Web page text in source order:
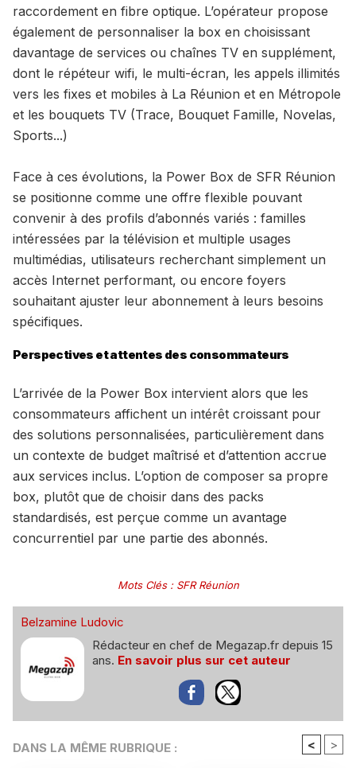
raccordement en fibre optique. L’opérateur propose
également de personnaliser la box en choisissant
davantage de services ou chaînes TV en supplément,
dont le répéteur wifi, le multi-écran, les appels illimités
vers les fixes et mobiles à La Réunion et en Métropole
et les bouquets TV (Trace, Bouquet Famille, Novelas,
Sports...)
Face à ces évolutions, la Power Box de SFR Réunion
se positionne comme une offre flexible pouvant
convenir à des profils d’abonnés variés : familles
intéressées par la télévision et multiple usages
multimédias, utilisateurs recherchant simplement un
accès Internet performant, ou encore foyers
souhaitant ajuster leur abonnement à leurs besoins
spécifiques.
Perspectives et attentes des consommateurs
L’arrivée de la Power Box intervient alors que les
consommateurs affichent un intérêt croissant pour
des solutions personnalisées, particulièrement dans
un contexte de budget maîtrisé et d’attention accrue
aux services inclus. L’option de composer sa propre
box, plutôt que de choisir dans des packs
standardisés, est perçue comme un avantage
concurrentiel par une partie des abonnés.
Mots Clés: SFR Réunion
Belzamine Ludovic
Rédacteur en chef de Megazap.fr depuis 15
ans. En savoir plus sur cet auteur
DANS LA MÊME RUBRIQUE : < >